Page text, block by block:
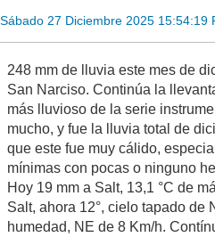
Sábado 27 Diciembre 2025 15:54:19
248 mm de lluvia este mes de
San Narciso. Continúa la
más lluvioso de la serie
mucho, y fue la lluvia total de
que este fue muy cálido,
mínimas con pocas o ninguno
Hoy 19 mm a Salt, 13,1 °C de
Salt, ahora 12°, cielo tapado de
humedad, NE de 8 Km/h.